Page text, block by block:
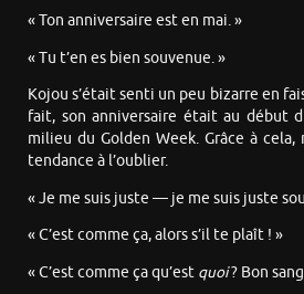
« Ton anniversaire est en mai. »
« Tu t’en es bien souvenue. »
Kojou s’était senti un peu bizarre en
fait, son anniversaire était au début
milieu du Golden Week. Grâce à cela,
tendance à l’oublier.
« Je me suis juste — je me suis juste
« C’est comme ça, alors s’il te plaît ! »
« C’est comme ça qu’est quoi? Bon